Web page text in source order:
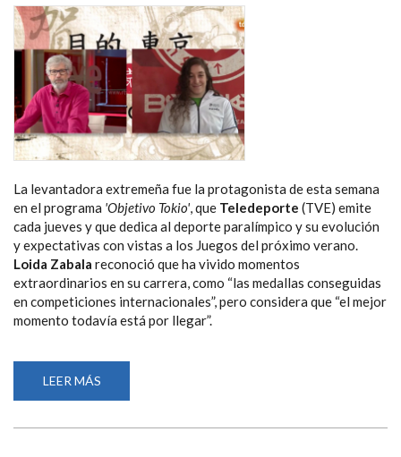
La levantadora extremeña fue la protagonista de esta semana
en el programa 'Objetivo Tokio', que Teledeporte (TVE) emite
cada jueves y que dedica al deporte paralímpico y su evolución
y expectativas con vistas a los Juegos del próximo verano.
Loida Zabala reconoció que ha vivido momentos
extraordinarios en su carrera, como “las medallas conseguidas
en competiciones internacionales”, pero considera que “el mejor
momento todavía está por llegar”.
LEER MÁS
QUE